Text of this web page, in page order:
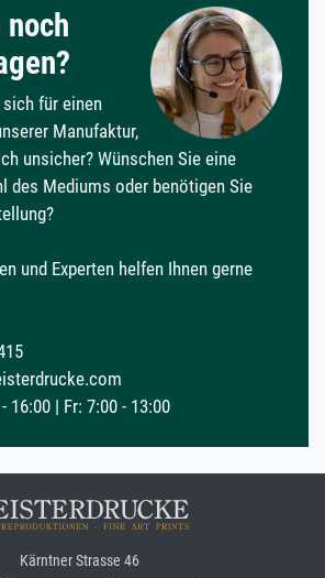
noch
für einen
Manufaktur,
unsicher? Wünschen Sie eine
des Mediums oder benötigen Sie
und Experten helfen Ihnen gerne
16:00 | Fr: 7:00 - 13:00
Kärntner Strasse 46